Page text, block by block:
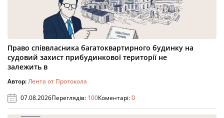
Право співвласника багатоквартирного будинку на
судовий захист прибудинкової території не
залежить в
Автор:Лента от Протокола
07.08.2026Переглядів: 100Коментарі:0